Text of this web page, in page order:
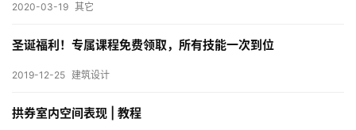
设
市
2020-03-19 其它
圣诞福利！专属课程免费领取，所有技能一次到位
2019-12-25 建筑设计
拱券室内空间表现 | 教程